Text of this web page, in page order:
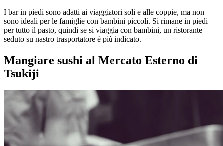
I bar in piedi sono adatti ai viaggiatori soli e alle coppie, ma non
sono ideali per le famiglie con bambini piccoli. Si rimane in piedi
per tutto il pasto, quindi se si viaggia con bambini, un ristorante
seduto su nastro trasportatore è più indicato.
Mangiare sushi al Mercato Esterno di
Tsukiji